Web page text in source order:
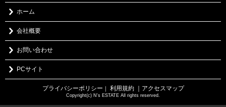
ホーム
会社概要
お問い合わせ
PCサイト
プライバシーポリシー ｜ 利用規約 ｜アクセスマップ
Copyright(c) N's ESTATE All rights reserved.